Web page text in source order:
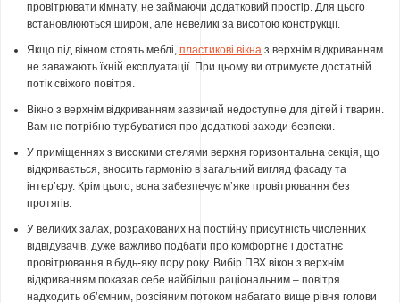
провітрювати кімнату, не займаючи додатковий простір. Для цього
встановлюються широкі, але невеликі за висотою конструкції.
Якщо під вікном стоять меблі, пластикові вікна з верхнім відкриванням
не заважають їхній експлуатації. При цьому ви отримуєте достатній
потік свіжого повітря.
Вікно з верхнім відкриванням зазвичай недоступне для дітей і тварин.
Вам не потрібно турбуватися про додаткові заходи безпеки.
У приміщеннях з високими стелями верхня горизонтальна секція, що
відкривається, вносить гармонію в загальний вигляд фасаду та
інтер’єру. Крім цього, вона забезпечує м’яке провітрювання без
протягів.
У великих залах, розрахованих на постійну присутність численних
відвідувачів, дуже важливо подбати про комфортне і достатнє
провітрювання в будь-яку пору року. Вибір ПВХ вікон з верхнім
відкриванням показав себе найбільш раціональним – повітря
надходить об’ємним, розсіяним потоком набагато вище рівня голови